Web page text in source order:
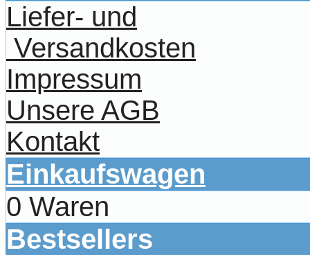
Liefer- und
Versandkosten
Impressum
Unsere AGB
Kontakt
Einkaufswagen
0 Waren
Bestsellers